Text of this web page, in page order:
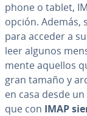
pho­ne o tablet,
opción. Además,
para acceder a
leer algunos
me­n­te aquellos
gran tamaño y
en casa desde
que con IMAP